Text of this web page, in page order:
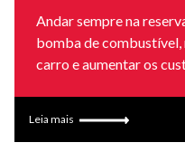
Andar sempre na
bomba de combustível,
carro e aumentar os
Leia mais